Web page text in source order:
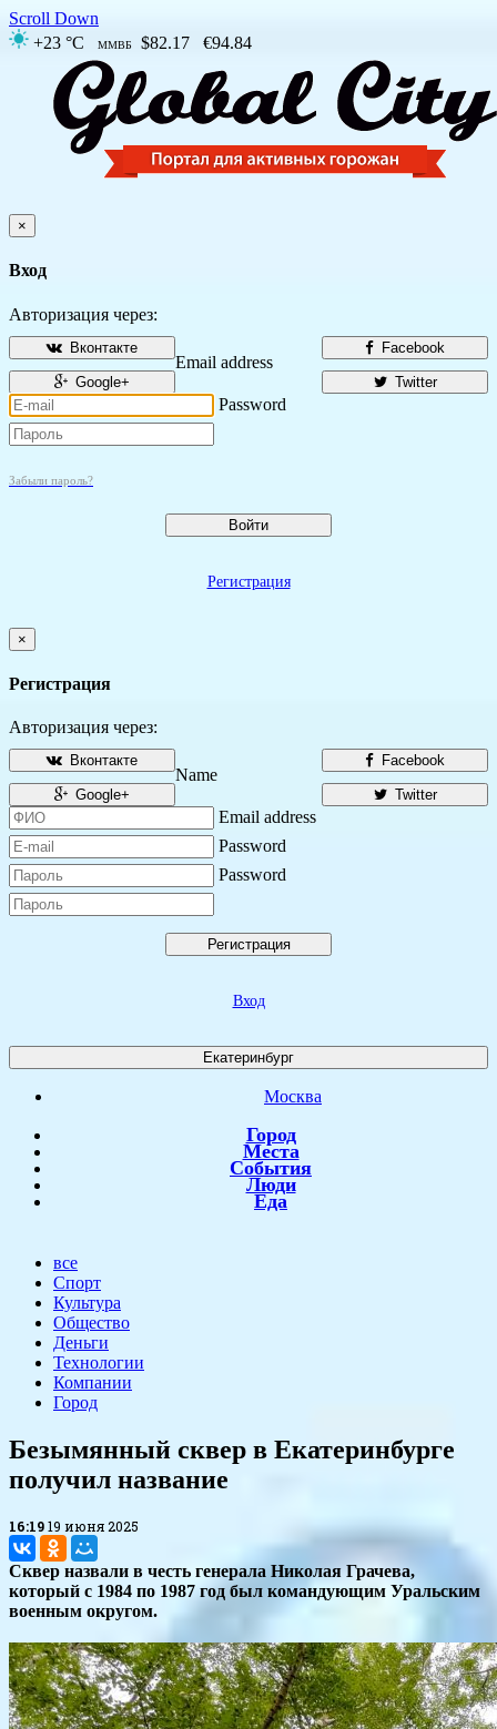
Scroll Down
+23 °C
ММВБ $82.17 €94.84
×
Вход
Авторизация через:
Facebook
Вконтакте
Twitter
Google+
Email address
Password
Забыли пароль?
Войти
Регистрация
×
Регистрация
Авторизация через:
Facebook
Вконтакте
Twitter
Google+
Name
Email address
Password
Password
Регистрация
Вход
Екатеринбург
Москва
Город
Места
События
Люди
Еда
все
Спорт
Культура
Общество
Деньги
Технологии
Компании
Город
​Безымянный сквер в Екатеринбурге
получил название
16:1919 июня 2025
Сквер назвали в честь генерала Николая Грачева,
который с 1984 по 1987 год был командующим Уральским
военным округом.